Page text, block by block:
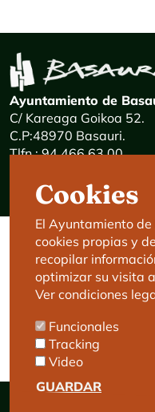
Cookies
El Ayuntamiento
cookies propias y
recopilar
optimizar su visita
Ver condiciones
Funcionales
Tracking
Video
GUARDAR
Ayuntamiento de
C/ Kareaga Goikoa 52.
C.P:48970 Basauri.
Tlfn.: 94 466 63 00
E-mail: haz@basauri.eus
CONTACTO
Basauri le atiende
Cita previa